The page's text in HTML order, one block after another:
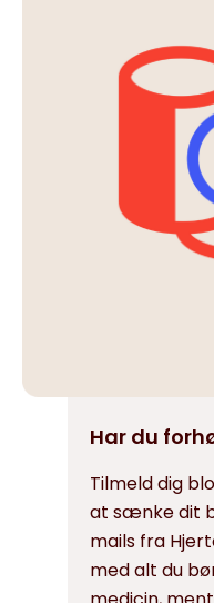
Har du
Tilmeld dig
at sænke dit
mails fra
med alt du